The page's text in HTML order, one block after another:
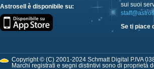
Astrosell è disponibile su:
sui suoi
Se ti piace
Copyright © (C) 2001-2024 Schmatt Digital P.IVA
Marchi registrati e segni distintivi sono di proprietà